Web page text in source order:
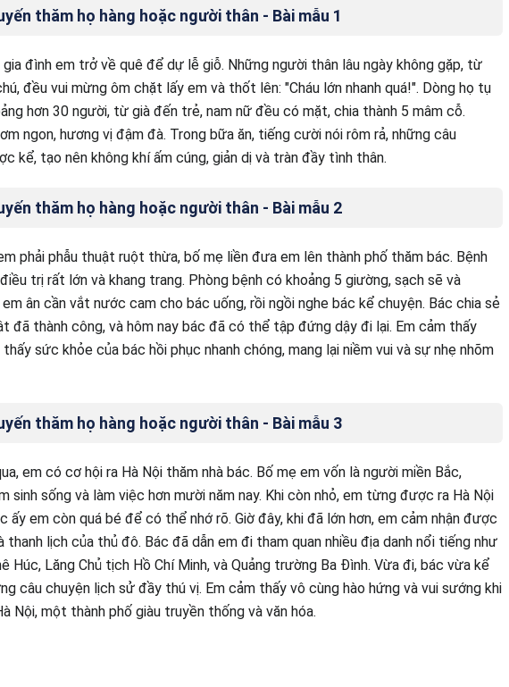
thăm họ hàng hoặc người thân - Bài mẫu 1
gia đình em trở về quê để dự lễ giỗ. Những người thân lâu ngày không gặp, từ
đều vui mừng ôm chặt lấy em và thốt lên: "Cháu lớn nhanh quá!". Dòng họ tụ
hơn 30 người, từ già đến trẻ, nam nữ đều có mặt, chia thành 5 mâm cỗ.
ngon, hương vị đậm đà. Trong bữa ăn, tiếng cười nói rôm rả, những câu
kể, tạo nên không khí ấm cúng, giản dị và tràn đầy tình thân.
thăm họ hàng hoặc người thân - Bài mẫu 2
phải phẫu thuật ruột thừa, bố mẹ liền đưa em lên thành phố thăm bác. Bệnh
trị rất lớn và khang trang. Phòng bệnh có khoảng 5 giường, sạch sẽ và
ân cần vắt nước cam cho bác uống, rồi ngồi nghe bác kể chuyện. Bác chia sẻ
đã thành công, và hôm nay bác đã có thể tập đứng dậy đi lại. Em cảm thấy
sức khỏe của bác hồi phục nhanh chóng, mang lại niềm vui và sự nhẹ nhõm
thăm họ hàng hoặc người thân - Bài mẫu 3
em có cơ hội ra Hà Nội thăm nhà bác. Bố mẹ em vốn là người miền Bắc,
sinh sống và làm việc hơn mười năm nay. Khi còn nhỏ, em từng được ra Hà Nội
ấy em còn quá bé để có thể nhớ rõ. Giờ đây, khi đã lớn hơn, em cảm nhận được
thanh lịch của thủ đô. Bác đã dẫn em đi tham quan nhiều địa danh nổi tiếng như
Húc, Lăng Chủ tịch Hồ Chí Minh, và Quảng trường Ba Đình. Vừa đi, bác vừa kể
câu chuyện lịch sử đầy thú vị. Em cảm thấy vô cùng hào hứng và vui sướng khi
Nội, một thành phố giàu truyền thống và văn hóa.